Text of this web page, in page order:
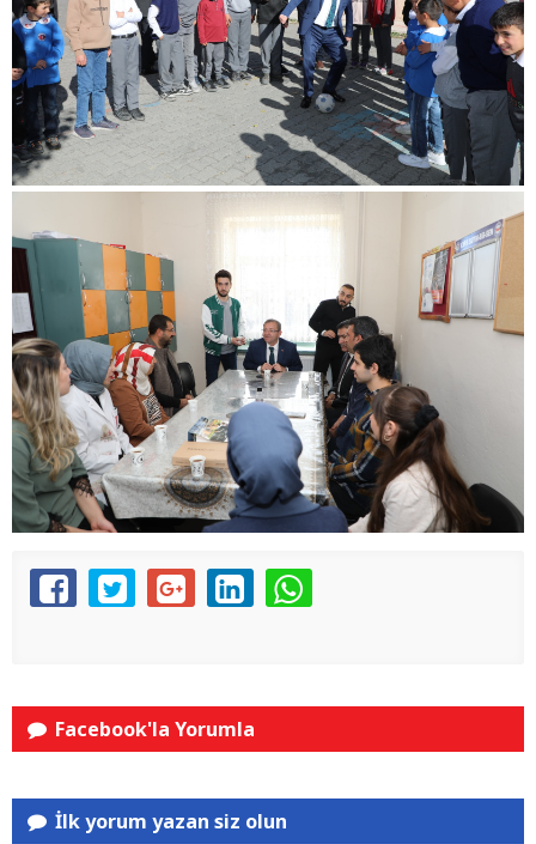
Facebook'la Yorumla
İlk yorum yazan siz olun